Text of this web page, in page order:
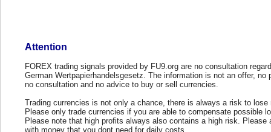
Attention
FOREX trading signals provided by FU9.org are no consultation
German Wertpapierhandelsgesetz. The information is not an offer, no
no consultation and no advice to buy or sell currencies.
Trading currencies is not only a chance, there is always a risk to lose
Please only trade currencies if you are able to compensate possible
Please note that high profits always also contains a high risk. Please
with money that you dont need for daily costs.